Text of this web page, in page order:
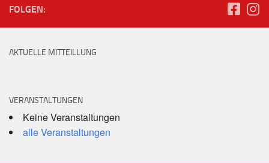
FOLGEN:
AKTUELLE MITTEILLUNG
VERANSTALTUNGEN
Keine Veranstaltungen
alle Veranstaltungen